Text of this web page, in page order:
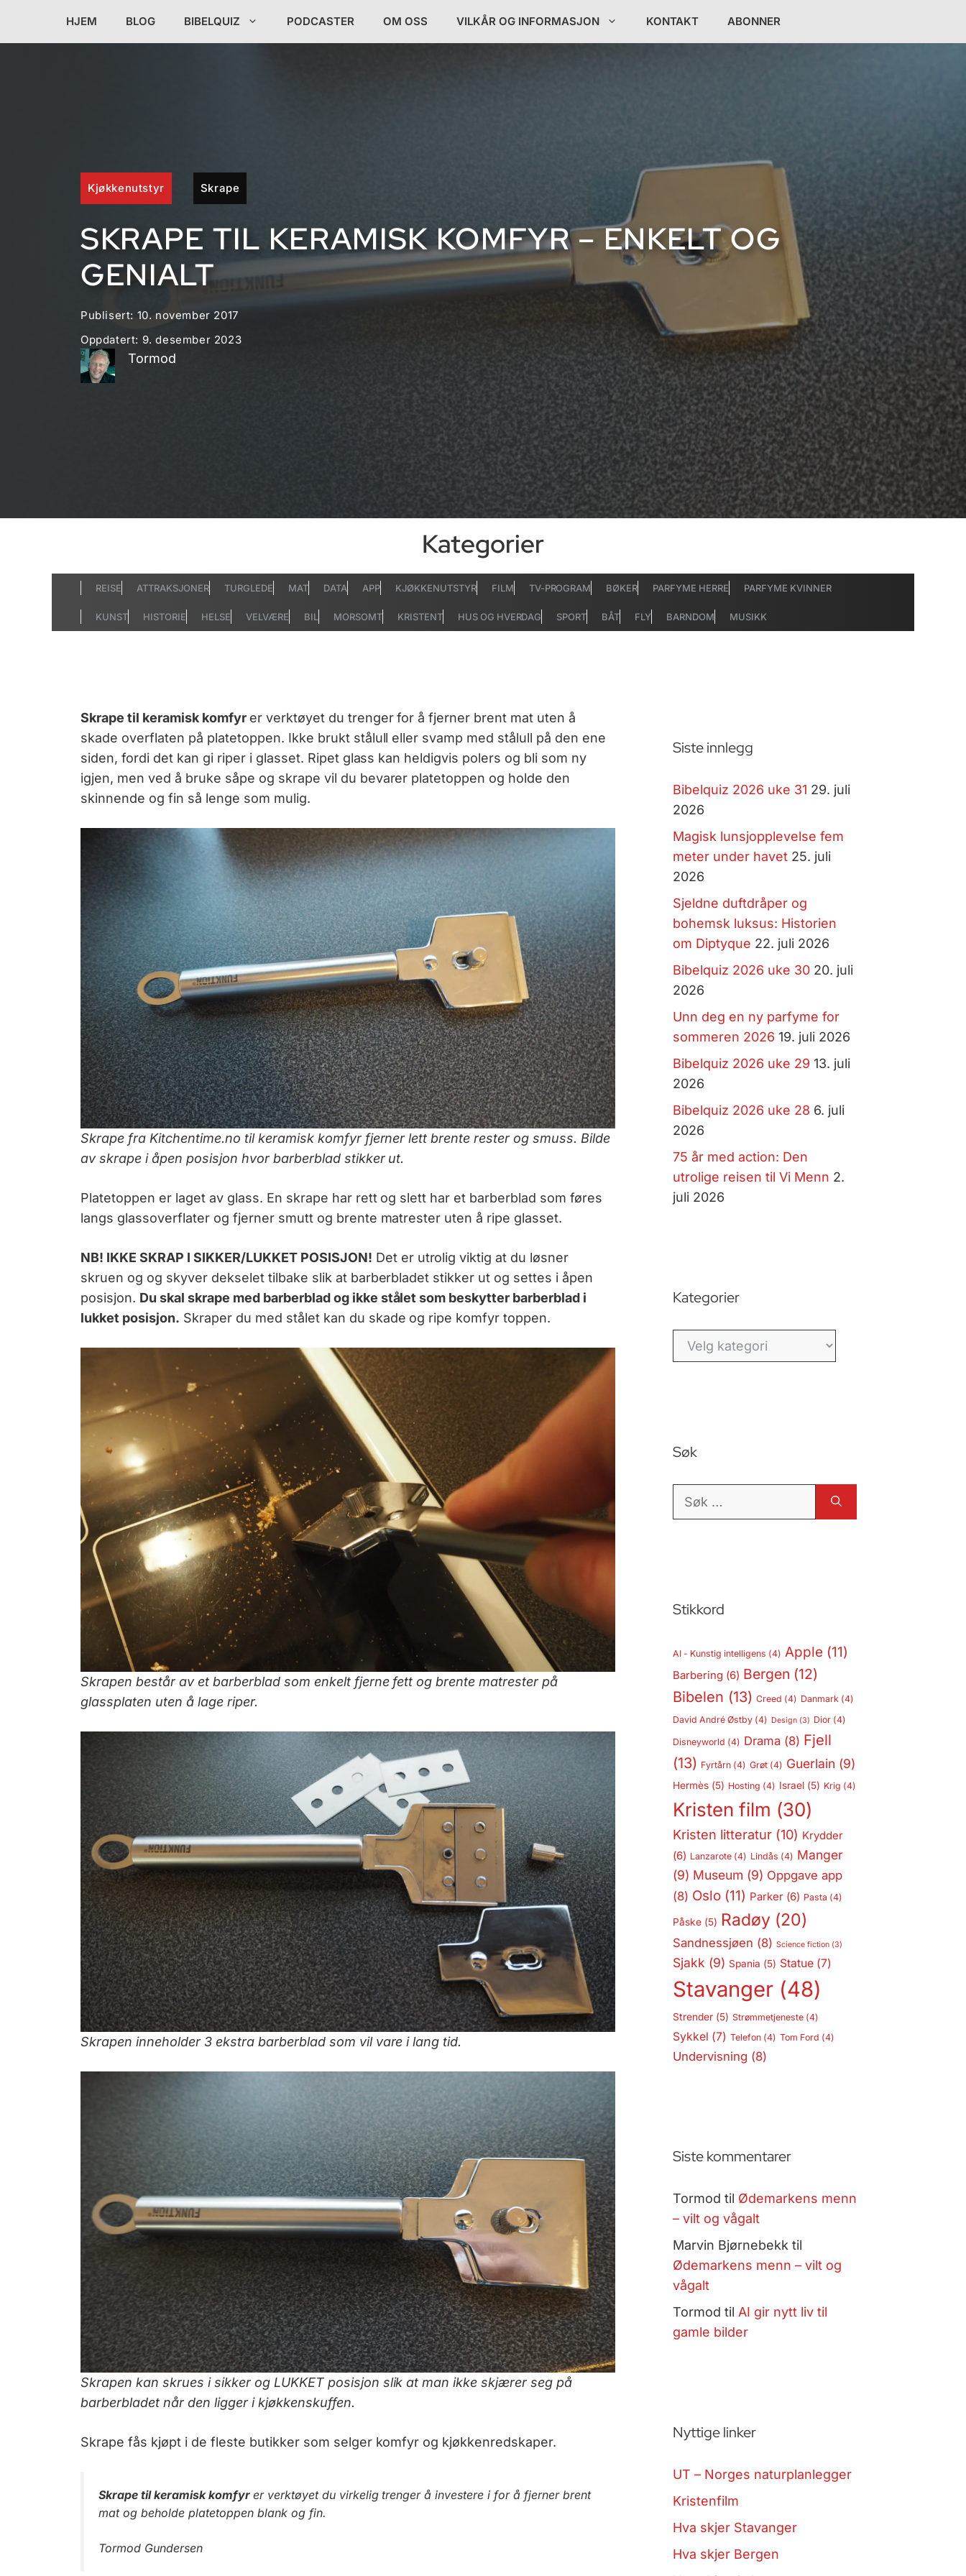
HJEM BLOG BIBELQUIZ PODCASTER OM OSS VILKÅR OG INFORMASJON KONTAKT ABONNER
Kjøkkenutstyr Skrape
SKRAPE TIL KERAMISK KOMFYR – ENKELT OG
GENIALT
Publisert: 10. november 2017
Oppdatert: 9. desember 2023
Tormod
Kategorier
REISE ATTRAKSJONER TURGLEDE MAT DATA APP KJØKKENUTSTYR FILM TV-PROGRAM BØKER PARFYME HERRE PARFYME KVINNER
KUNST HISTORIE HELSE VELVÆRE BIL MORSOMT KRISTENT HUS OG HVERDAG SPORT BÅT FLY BARNDOM MUSIKK
Skrape til keramisk komfyr er verktøyet du trenger for å fjerner brent mat uten å
skade overflaten på platetoppen. Ikke brukt stålull eller svamp med stålull på den ene
siden, fordi det kan gi riper i glasset. Ripet glass kan heldigvis polers og bli som ny
igjen, men ved å bruke såpe og skrape vil du bevarer platetoppen og holde den
skinnende og fin så lenge som mulig.
Skrape fra Kitchentime.no til keramisk komfyr fjerner lett brente rester og smuss. Bilde
av skrape i åpen posisjon hvor barberblad stikker ut.
Platetoppen er laget av glass. En skrape har rett og slett har et barberblad som føres
langs glassoverflater og fjerner smutt og brente matrester uten å ripe glasset.
NB! IKKE SKRAP I SIKKER/LUKKET POSISJON! Det er utrolig viktig at du løsner
skruen og og skyver dekselet tilbake slik at barberbladet stikker ut og settes i åpen
posisjon. Du skal skrape med barberblad og ikke stålet som beskytter barberblad i
lukket posisjon. Skraper du med stålet kan du skade og ripe komfyr toppen.
Skrapen består av et barberblad som enkelt fjerne fett og brente matrester på
glassplaten uten å lage riper.
Skrapen inneholder 3 ekstra barberblad som vil vare i lang tid.
Skrapen kan skrues i sikker og LUKKET posisjon slik at man ikke skjærer seg på
barberbladet når den ligger i kjøkkenskuffen.
Skrape fås kjøpt i de fleste butikker som selger komfyr og kjøkkenredskaper.
Skrape til keramisk komfyr er verktøyet du virkelig trenger å investere i for å fjerner brent
mat og beholde platetoppen blank og fin.
Tormod Gundersen
Siste innlegg
Bibelquiz 2026 uke 31 29. juli
2026
Magisk lunsjopplevelse fem
meter under havet 25. juli
2026
Sjeldne duftdråper og
bohemsk luksus: Historien
om Diptyque 22. juli 2026
Bibelquiz 2026 uke 30 20. juli
2026
Unn deg en ny parfyme for
sommeren 2026 19. juli 2026
Bibelquiz 2026 uke 29 13. juli
2026
Bibelquiz 2026 uke 28 6. juli
2026
75 år med action: Den
utrolige reisen til Vi Menn 2.
juli 2026
Kategorier
Kategorier
Søk
Søk
Stikkord
AI - Kunstig intelligens (4) Apple (11)
Barbering (6) Bergen (12)
Bibelen (13) Creed (4) Danmark (4)
David André Østby(4) Design(3) Dior(4)
Disneyworld (4) Drama (8) Fjell
(13) Fyrtårn(4) Grøt(4) Guerlain (9)
Hermès(5) Hosting (4) Israel(5) Krig (4)
Kristen film (30)
Kristen litteratur(10) Krydder
(6) Lanzarote(4) Lindås (4) Manger
(9) Museum (9) Oppgave app
(8) Oslo(11) Parker(6) Pasta (4)
Påske(5) Radøy(20)
Sandnessjøen (8) Science fiction(3)
Sjakk (9) Spania (5) Statue(7)
Stavanger(48)
Strender(5) Strømmetjeneste(4)
Sykkel (7) Telefon(4) Tom Ford (4)
Undervisning (8)
Siste kommentarer
Tormod til Ødemarkens menn
– vilt og vågalt
Marvin Bjørnebekk til
Ødemarkens menn – vilt og
vågalt
Tormod til AI gir nytt liv til
gamle bilder
Nyttige linker
UT – Norges naturplanlegger
Kristenfilm
Hva skjer Stavanger
Hva skjer Bergen